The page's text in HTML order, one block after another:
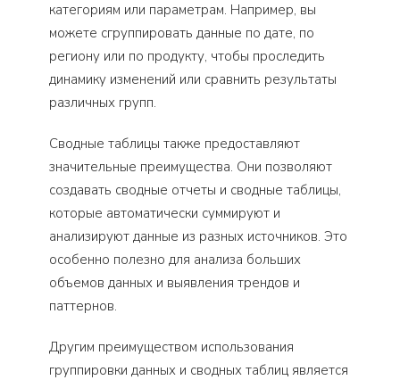
категориям или параметрам. Например, вы
можете сгруппировать данные по дате, по
региону или по продукту, чтобы проследить
динамику изменений или сравнить результаты
различных групп.
Сводные таблицы также предоставляют
значительные преимущества. Они позволяют
создавать сводные отчеты и сводные таблицы,
которые автоматически суммируют и
анализируют данные из разных источников. Это
особенно полезно для анализа больших
объемов данных и выявления трендов и
паттернов.
Другим преимуществом использования
группировки данных и сводных таблиц является